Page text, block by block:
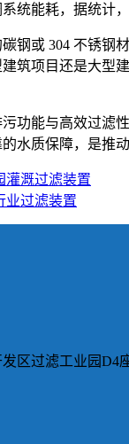
统能耗，据统计
钢或 304 不锈
筑项目还是大型
功能与高效过滤
水质保障，是推
灌溉过滤装置
业过滤装置
区过滤工业园D4